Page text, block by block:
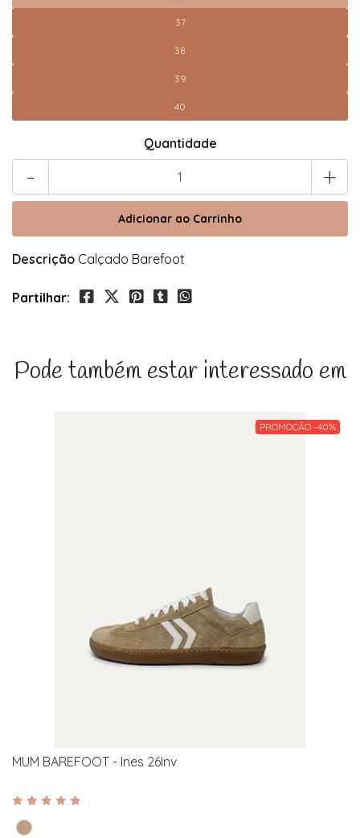
37
38
39
40
Quantidade
- +
Descrição Calçado Barefoot
Partilhar:
Pode também estar interessado em
PROMOÇÃO -40%
MUM BAREFOOT - Ines 26Inv